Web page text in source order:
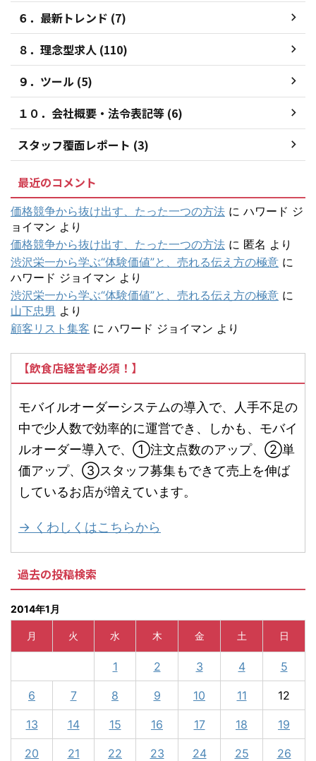
６．最新トレンド (7)
８．理念型求人 (110)
９．ツール (5)
１０．会社概要・法令表記等 (6)
スタッフ覆面レポート (3)
最近のコメント
価格競争から抜け出す、たった一つの方法 に ハワード ジ
ョイマン より
価格競争から抜け出す、たった一つの方法 に 匿名 より
渋沢栄一から学ぶ“体験価値”と、売れる伝え方の極意 に
ハワード ジョイマン より
渋沢栄一から学ぶ“体験価値”と、売れる伝え方の極意 に
山下忠男 より
顧客リスト集客 に ハワード ジョイマン より
【飲食店経営者必須！】
モバイルオーダーシステムの導入で、人手不足の
中で少人数で効率的に運営でき、しかも、モバイ
ルオーダー導入で、①注文点数のアップ、②単
価アップ、③スタッフ募集もできて売上を伸ば
しているお店が増えています。
→ くわしくはこちらから
過去の投稿検索
2014年1月
月 火 水 木 金 土 日
1 2 3 4 5
6 7 8 9 10 11 12
13 14 15 16 17 18 19
20 21 22 23 24 25 26